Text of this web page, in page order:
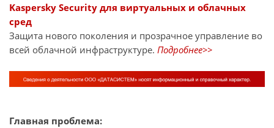
Kaspersky Security для виртуальных и облачных
сред
Защита нового поколения и прозрачное управление во
всей облачной инфраструктуре. Подробнее>>
Главная проблема: